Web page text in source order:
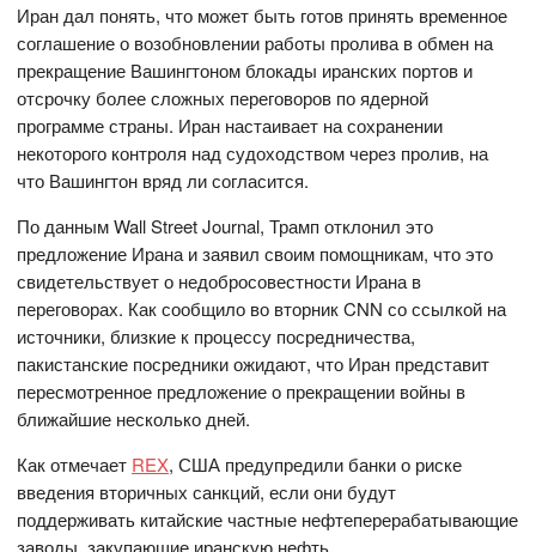
Иран дал понять, что может быть готов принять временное
соглашение о возобновлении работы пролива в обмен на
прекращение Вашингтоном блокады иранских портов и
отсрочку более сложных переговоров по ядерной
программе страны. Иран настаивает на сохранении
некоторого контроля над судоходством через пролив, на
что Вашингтон вряд ли согласится.
По данным Wall Street Journal, Трамп отклонил это
предложение Ирана и заявил своим помощникам, что это
свидетельствует о недобросовестности Ирана в
переговорах. Как сообщило во вторник CNN со ссылкой на
источники, близкие к процессу посредничества,
пакистанские посредники ожидают, что Иран представит
пересмотренное предложение о прекращении войны в
ближайшие несколько дней.
Как отмечает REX, США предупредили банки о риске
введения вторичных санкций, если они будут
поддерживать китайские частные нефтеперерабатывающие
заводы, закупающие иранскую нефть.